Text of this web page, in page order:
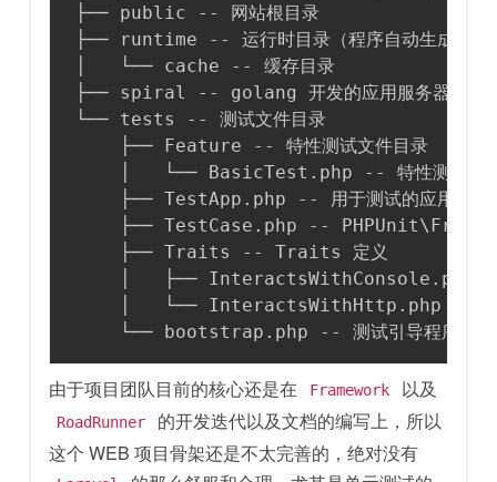
├── public -- 网站根目录
├── runtime -- 运行时目录（程序自动生成）
│   └── cache -- 缓存目录
├── spiral -- golang 开发的应用服务器（用来
└── tests -- 测试文件目录
    ├── Feature -- 特性测试文件目录
│   └── BasicTest.php -- 特性测试示
├── TestApp.php -- 用于测试的应用核心
├── TestCase.php --
    ├── Traits -- Traits 定义
│   ├── InteractsWithConsole.php --
│   └── InteractsWithHttp.php -- 提
    └── bootstrap.php -- 测试引导程序
由于项目团队目前的核心还是在 Framework 以及
RoadRunner
的开发迭代以及文档的编写上，所以
这个 WEB 项目骨架还是不太完善的，绝对没有